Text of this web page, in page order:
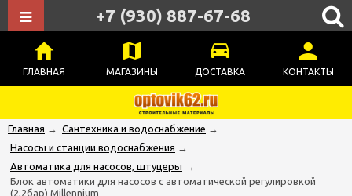
ГЛАВНАЯ МАГАЗИНЫ ДОСТАВКА КОНТАКТЫ
+7 (930) 887-67-68
Главная → Сантехника и водоснабжение →
Насосы и станции водоснабжения →
Автоматика для насосов, штуцеры →
Блок автоматики для насосов с автоматической регулировкой
(2,2бар) Millennium